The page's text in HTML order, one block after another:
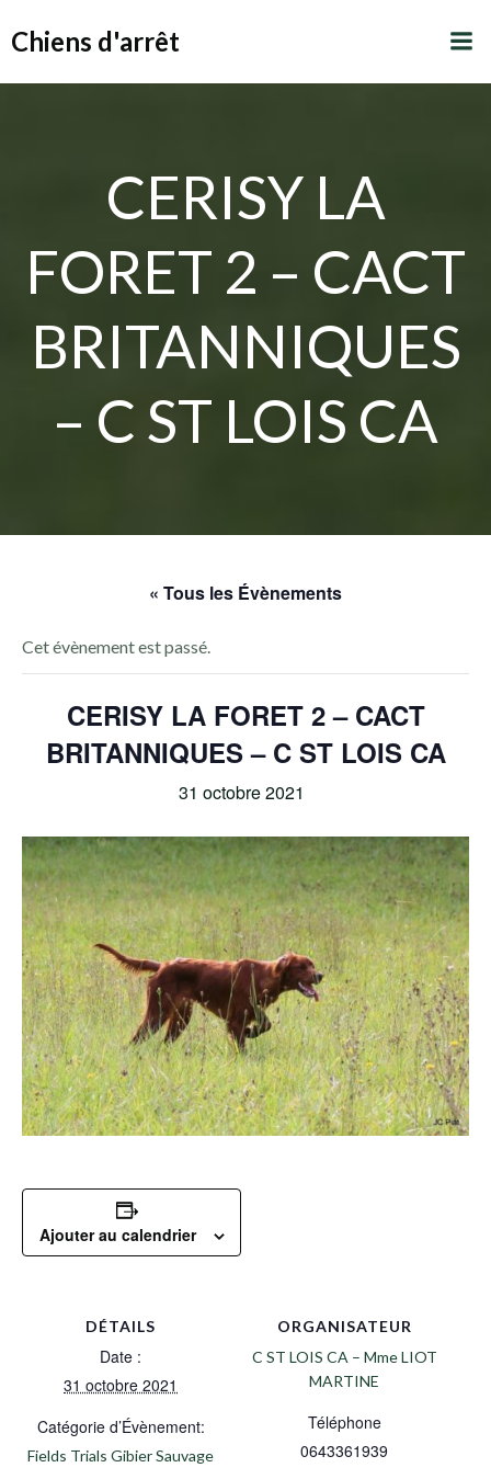
Chiens d'arrêt
CERISY LA
FORET 2 – CACT
BRITANNIQUES
– C ST LOIS CA
« Tous les Évènements
Cet évènement est passé.
CERISY LA FORET 2 – CACT
BRITANNIQUES – C ST LOIS CA
31 octobre 2021
Ajouter au calendrier
DÉTAILS
Date :
31 octobre 2021
Catégorie d’Évènement:
Fields Trials Gibier Sauvage
ORGANISATEUR
C ST LOIS CA – Mme LIOT
MARTINE
Téléphone
0643361939